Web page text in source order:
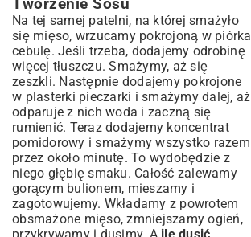
Tworzenie Sosu
Na tej samej patelni, na której smażyło
się mięso, wrzucamy pokrojoną w piórka
cebulę. Jeśli trzeba, dodajemy odrobinę
więcej tłuszczu. Smażymy, aż się
zeszkli. Następnie dodajemy pokrojone
w plasterki pieczarki i smażymy dalej, aż
odparuje z nich woda i zaczną się
rumienić. Teraz dodajemy koncentrat
pomidorowy i smażymy wszystko razem
przez około minutę. To wydobędzie z
niego głębię smaku. Całość zalewamy
gorącym bulionem, mieszamy i
zagotowujemy. Wkładamy z powrotem
obsmażone mięso, zmniejszamy ogień,